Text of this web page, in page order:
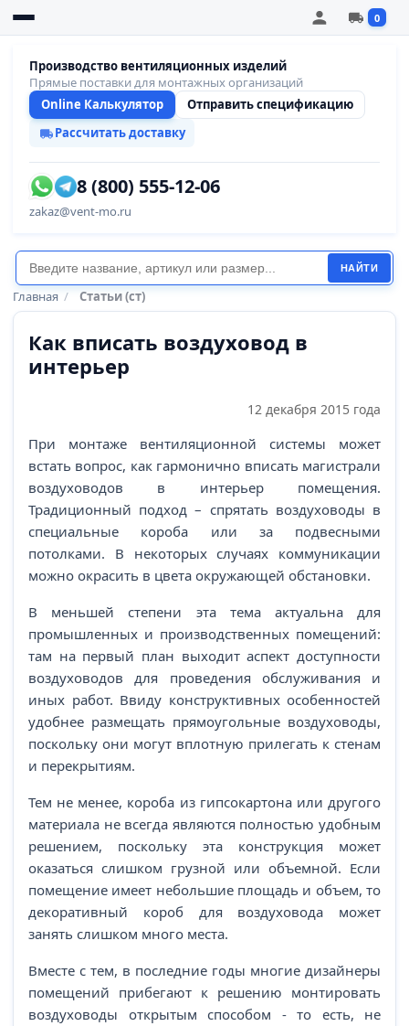
0
Производство вентиляционных изделий
Прямые поставки для монтажных организаций
Online Калькулятор
Отправить спецификацию
Рассчитать доставку
8 (800) 555-12-06
zakaz@vent-mo.ru
НАЙТИ
Главная / Статьи (ст)
Как вписать воздуховод в
интерьер
12 декабря 2015 года
При монтаже вентиляционной системы может
встать вопрос, как гармонично вписать магистрали
воздуховодов в интерьер помещения.
Традиционный подход – спрятать воздуховоды в
специальные короба или за подвесными
потолками. В некоторых случаях коммуникации
можно окрасить в цвета окружающей обстановки.
В меньшей степени эта тема актуальна для
промышленных и производственных помещений:
там на первый план выходит аспект доступности
воздуховодов для проведения обслуживания и
иных работ. Ввиду конструктивных особенностей
удобнее размещать прямоугольные воздуховоды,
поскольку они могут вплотную прилегать к стенам
и перекрытиям.
Тем не менее, короба из гипсокартона или другого
материала не всегда являются полностью удобным
решением, поскольку эта конструкция может
оказаться слишком грузной или объемной. Если
помещение имеет небольшие площадь и объем, то
декоративный короб для воздуховода может
занять слишком много места.
Вместе с тем, в последние годы многие дизайнеры
помещений прибегают к решению монтировать
воздуховоды открытым способом - то есть, не